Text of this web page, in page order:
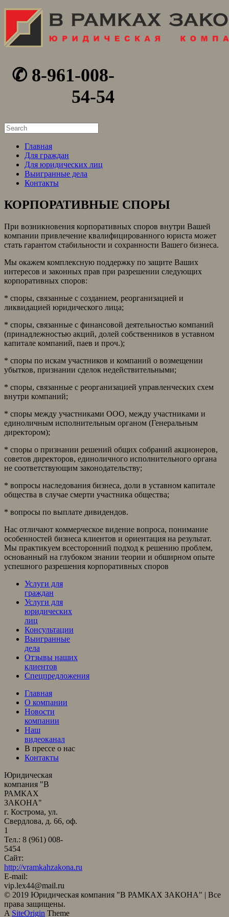
✆ 8-961-008-
54-54
Search
for:
Главная
Для граждан
Для юридических лиц
Выигранные дела
Контакты
КОРПОРАТИВНЫЕ СПОРЫ
При возникновения корпоративных споров внутри Вашей
компании привлечение квалифицированного юриста может
стать гарантом стабильности и сохранности Вашего бизнеса.
Мы окажем комплексную поддержку по защите Ваших
интересов и законных прав при разрешении следующих
корпоративных споров:
* споры, связанные с созданием, реорганизацией и
ликвидацией юридического лица;
* споры, связанные с финансовой деятельностью компаний
(принадлежностью акций, долей собственников в уставном
капитале компаний, паев и проч.);
* споры по искам участников и компаний о возмещении
убытков, признании сделок недействительными;
* споры, связанные с реорганизацией управленческих схем
внутри компаний;
* споры между участниками ООО, между участниками и
единоличным исполнительным органом (Генеральным
директором);
* споры о признании решений общих собраний акционеров,
советов директоров, единоличного исполнительного органа
не соответствующим законодательству;
* вопросы наследования бизнеса, доли в уставном капитале
общества в случае смерти участника общества;
* вопросы по выплате дивидендов.
Нас отличают коммерческое видение вопроса, понимание
особенностей бизнеса клиентов и ориентация на результат.
Мы практикуем всесторонний подход к решению проблем,
основанный на глубоком знании теории и обширном опыте
успешного разрешения корпоративных споров
Услуги для
граждан
Услуги для
юридических
лиц
Консультации
Выигранные
дела
Отзывы наших
клиентов
Спецпредложения
Главная
О компании
Новости
компании
Наш
видеоканал
В прессе о нас
Контакты
Юридическая
компания "В
РАМКАХ
ЗАКОНА"
г. Кострома, ул.
Свердлова, д. 66, оф.
1
Тел.: 8 (961) 008-
5454
Сайт:
http://vramkahzakona.ru
E-mail:
vip.lex44@mail.ru
© 2019 Юридическая компания "В РАМКАХ ЗАКОНА" | Все
права защищены.
A SiteOrigin Theme